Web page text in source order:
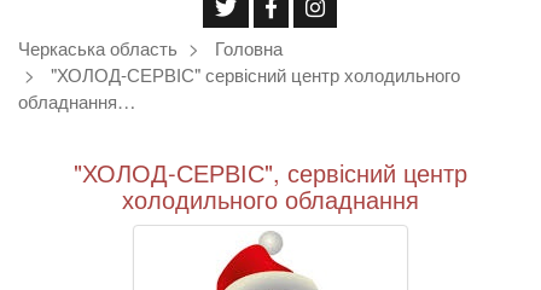
Черкаська область
Головна
"ХОЛОД-СЕРВІС" сервісний центр холодильного
обладнання…
"ХОЛОД-СЕРВІС", сервісний центр
холодильного обладнання